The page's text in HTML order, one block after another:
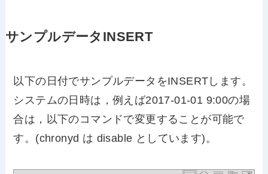
サンプルデータINSERT
以下の日付でサンプルデータをINSERTします。
システムの日時は，例えば2017-01-01 9:00の場
合は，以下のコマンドで変更することが可能で
す。(chronyd は disable としています)。